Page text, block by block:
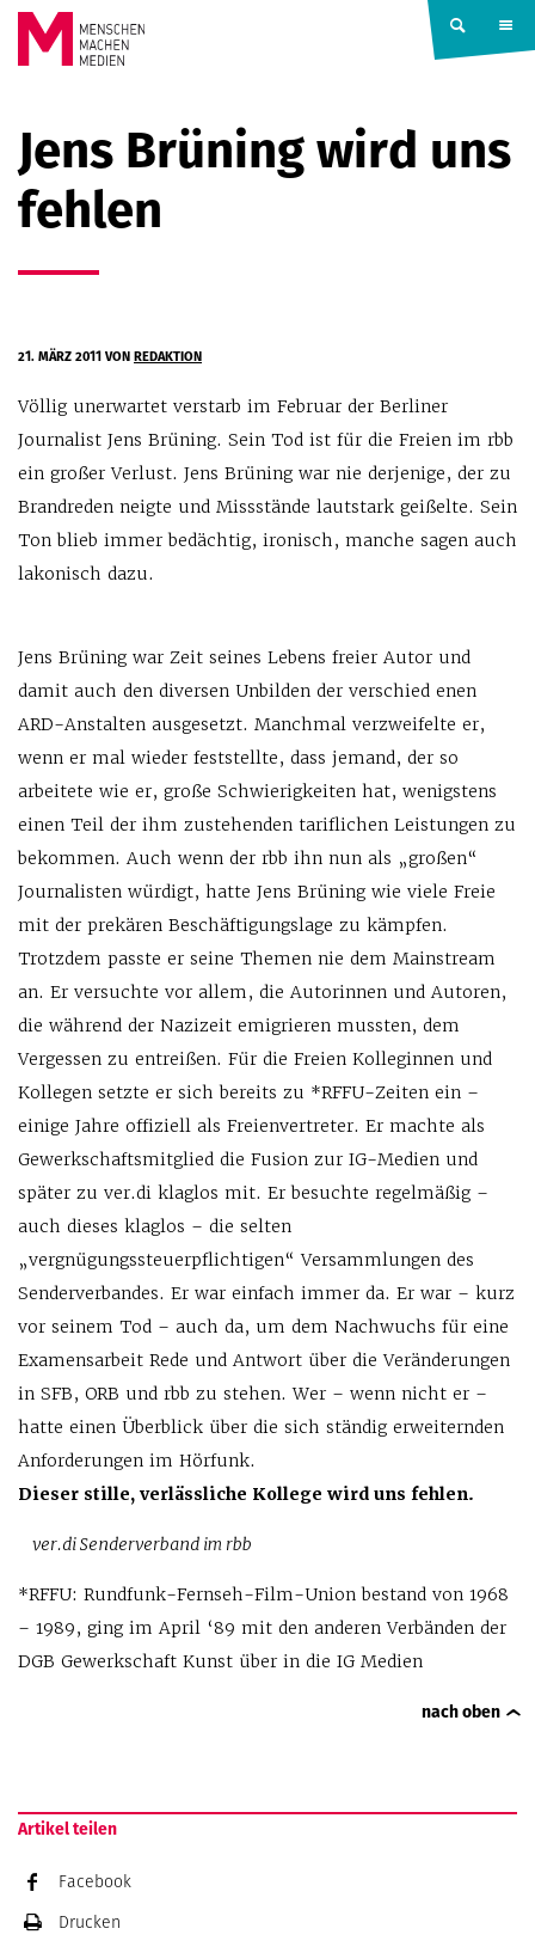
Springe zum Inhalt
MACHEN
MEDIEN
Jens Brüning wird uns
fehlen
21. MÄRZ 2011VONREDAKTION
Völlig unerwartet verstarb im Februar der Berliner
Journalist Jens Brüning. Sein Tod ist für die Freien im rbb
ein großer Verlust. Jens Brüning war nie derjenige, der zu
Brandreden neigte und Missstände lautstark geißelte. Sein
Ton blieb immer bedächtig, ironisch, manche sagen auch
lakonisch dazu.
Jens Brüning war Zeit seines Lebens freier Autor und
damit auch den diversen Unbilden der verschied enen
ARD-Anstalten ausgesetzt. Manchmal verzweifelte er,
wenn er mal wieder feststellte, dass jemand, der so
arbeitete wie er, große Schwierigkeiten hat, wenigstens
einen Teil der ihm zustehenden tariflichen Leistungen zu
bekommen. Auch wenn der rbb ihn nun als „großen“
Journalisten würdigt, hatte Jens Brüning wie viele Freie
mit der prekären Beschäftigungslage zu kämpfen.
Trotzdem passte er seine Themen nie dem Mainstream
an. Er versuchte vor allem, die Autorinnen und Autoren,
die während der Nazizeit emigrieren mussten, dem
Vergessen zu entreißen. Für die Freien Kolleginnen und
Kollegen setzte er sich bereits zu *RFFU-Zeiten ein –
einige Jahre offiziell als Freienvertreter. Er machte als
Gewerkschaftsmitglied die Fusion zur IG-Medien und
später zu ver.di klaglos mit. Er besuchte regelmäßig –
auch dieses klaglos – die selten
„vergnügungssteuerpflichtigen“ Versammlungen des
Senderverbandes. Er war einfach immer da. Er war – kurz
vor seinem Tod – auch da, um dem Nachwuchs für eine
Examensarbeit Rede und Antwort über die Veränderungen
in SFB, ORB und rbb zu stehen. Wer – wenn nicht er –
hatte einen Überblick über die sich ständig erweiternden
Anforderungen im Hörfunk.
Dieser stille, verlässliche Kollege wird uns fehlen.
ver.di Senderverband im rbb
*RFFU: Rundfunk-Fernseh-Film-Union bestand von 1968
– 1989, ging im April ‘89 mit den anderen Verbänden der
DGB Gewerkschaft Kunst über in die IG Medien
nach oben
Artikel teilen
Facebook
Drucken